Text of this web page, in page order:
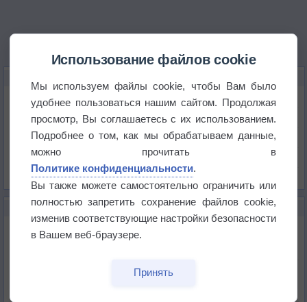
Температура
Давление
Осадки
Облачность
Список всех карт
НОВОЕ О ПОГОДЕ
Июль в России стал самым тёплым за всю
историю
В Центральной России наступают самые жаркие
Использование файлов cookie
Мы используем файлы cookie, чтобы Вам было
удобнее пользоваться нашим сайтом. Продолжая
просмотр, Вы соглашаетесь с их использованием.
Подробнее о том, как мы обрабатываем данные,
можно прочитать в
Политике конфиденциальности.
Вы также можете самостоятельно ограничить или
полностью запретить сохранение файлов cookie,
изменив соответствующие настройки безопасности
в Вашем веб-браузере.
Принять